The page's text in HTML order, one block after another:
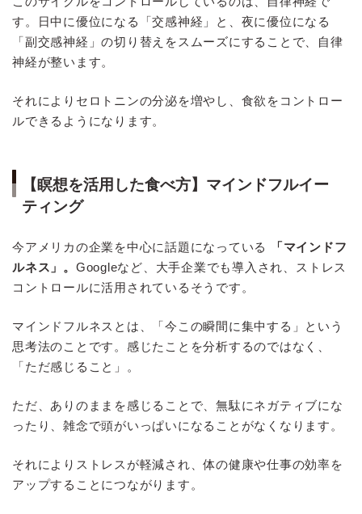
す。日中に優位になる「交感神経」と、夜に優位になる
「副交感神経」の切り替えをスムーズにすることで、自律
神経が整います。
それによりセロトニンの分泌を増やし、食欲をコントロー
ルできるようになります。
【瞑想を活用した食べ方】マインドフルイー
ティング
今アメリカの企業を中心に話題になっている
「マインドフ
ルネス」。 Googleなど、大手企業でも導入され、ストレス
コントロールに活用されているそうです。
マインドフルネスとは、「今この瞬間に集中する」という
思考法のことです。感じたことを分析するのではなく、
「ただ感じること」。
ただ、ありのままを感じることで、無駄にネガティブにな
ったり、雑念で頭がいっぱいになることがなくなります。
それによりストレスが軽減され、体の健康や仕事の効率を
アップすることにつながります。